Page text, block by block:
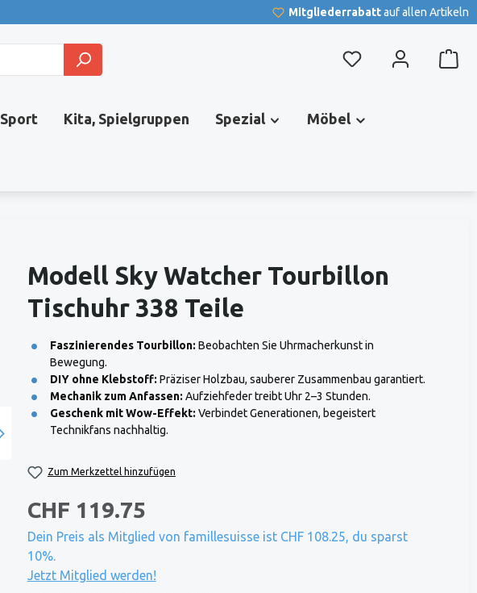
Mitgliederrabattauf allen Artikeln
Du hast 0 Produkte
Sport Kita, Spielgruppen Spezial Möbel
Modell Sky Watcher Tourbillon
Tischuhr 338 Teile
Faszinierendes Tourbillon: Beobachten Sie Uhrmacherkunst in
Bewegung.
DIY ohne Klebstoff: Präziser Holzbau, sauberer Zusammenbau garantiert.
Mechanik zum Anfassen: Aufziehfeder treibt Uhr 2–3 Stunden.
Geschenk mit Wow-Effekt: Verbindet Generationen, begeistert
Technikfans nachhaltig.
Zum Merkzettel hinzufügen
CHF 119.75
Dein Preis als Mitglied von famillesuisse ist CHF 108.25, du sparst
10%.
Jetzt Mitglied werden!